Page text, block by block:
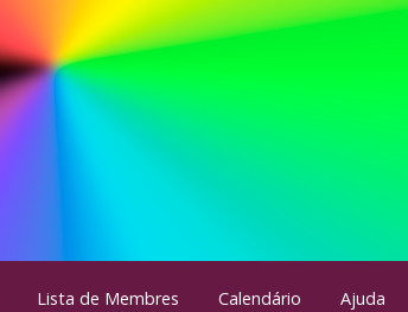
Lista de Membres Calendário Ajuda